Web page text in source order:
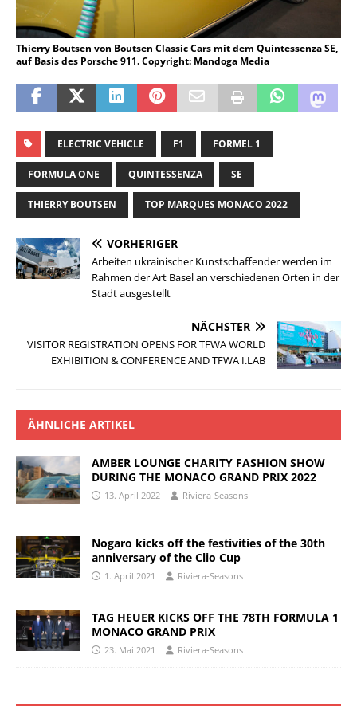
Thierry Boutsen von Boutsen Classic Cars mit dem Quintessenza SE,
auf Basis des Porsche 911. Copyright: Mandoga Media
ELECTRIC VEHICLE F1 FORMEL 1
FORMULA ONE QUINTESSENZA SE
THIERRY BOUTSEN TOP MARQUES MONACO 2022
VORHERIGER
Arbeiten ukrainischer Kunstschaffender werden im
Rahmen der Art Basel an verschiedenen Orten in der
Stadt ausgestellt
NÄCHSTER
VISITOR REGISTRATION OPENS FOR TFWA WORLD
EXHIBITION & CONFERENCE AND TFWA I.LAB
ÄHNLICHE ARTIKEL
AMBER LOUNGE CHARITY FASHION SHOW
DURING THE MONACO GRAND PRIX 2022
13. April 2022 Riviera-Seasons
Nogaro kicks off the festivities of the 30th
anniversary of the Clio Cup
1. April 2021 Riviera-Seasons
TAG HEUER KICKS OFF THE 78TH FORMULA 1
MONACO GRAND PRIX
23. Mai 2021 Riviera-Seasons